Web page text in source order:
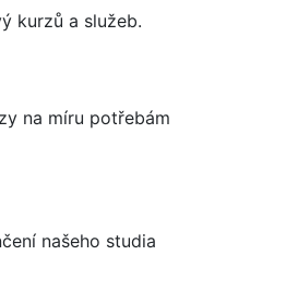
kurzů a služeb.
na míru potřebám
našeho studia